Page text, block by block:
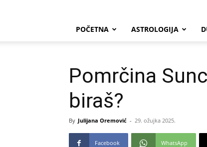
POČETNA ASTROLOGIJA
Pomrčina
biraš?
By Julijana Oremović - 29. ožujka 2025.
Facebook WhatsApp